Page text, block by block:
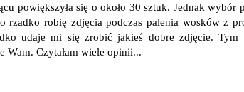
powiększyła się o około 30 sztuk. Jednak wybór
robię zdjęcia podczas palenia wosków z
udaje mi się zrobić jakieś dobre zdjęcie. Tym
Wam. Czytałam wiele opinii...